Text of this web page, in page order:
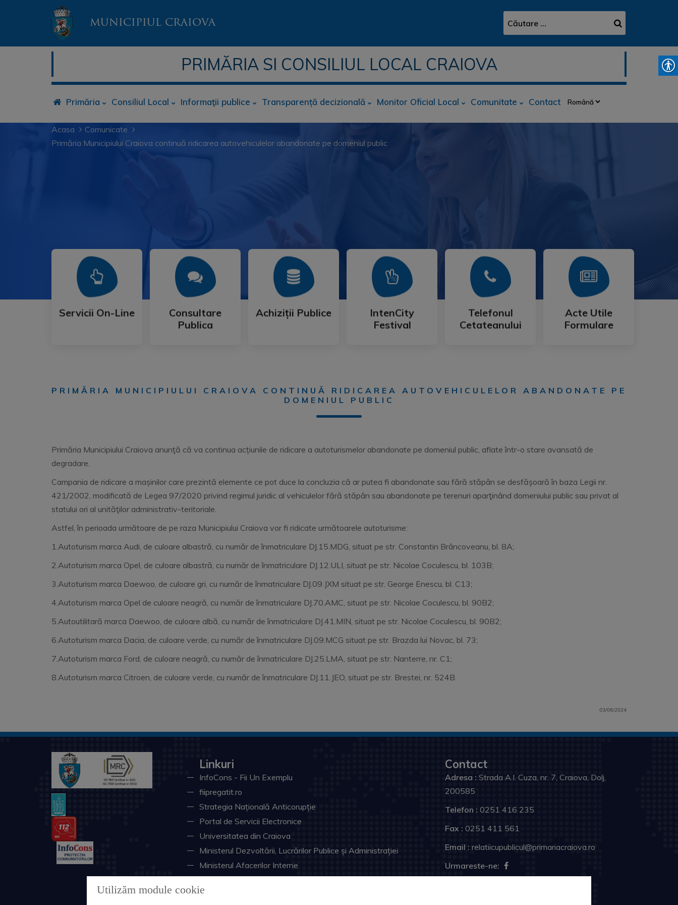
MUNICIPIUL CRAIOVA
PRIMĂRIA SI CONSILIUL LOCAL CRAIOVA
Primăria Consiliul Local Informaţii publice Transparență decizională Monitor Oficial Local Comunitate Contact
Acasa
Comunicate
Primăria Municipiului Craiova continuă ridicarea autovehiculelor abandonate pe domeniul public
Servicii On-Line
Servicii On-Line
Mai Mult
Consultare
Publica
Consultare
Publica
Mai Mult
Achiziții Publice
Achiziții Publice
Mai Mult
IntenCity
Festival
IntenCity
Festival
Mai Mult
Telefonul
Cetateanului
Telefonul
Cetateanului
Mai Mult
Acte Utile
Formulare
Acte Utile
Formulare
Mai Mult
PRIMĂRIA MUNICIPIULUI CRAIOVA CONTINUĂ RIDICAREA AUTOVEHICULELOR ABANDONATE PE
DOMENIUL PUBLIC
Primăria Municipiului Craiova anunţă că va continua acțiunile de ridicare a autoturismelor abandonate pe domeniul public, aflate într-o stare avansată de
degradare.
Campania de ridicare a mașinilor care prezintă elemente ce pot duce la concluzia că ar putea fi abandonate sau fără stăpân se desfășoară în baza Legii nr.
421/2002, modificată de Legea 97/2020 privind regimul juridic al vehiculelor fără stăpân sau abandonate pe terenuri aparţinând domeniului public sau privat al
statului ori al unităţilor administrativ-teritoriale.
Astfel, în perioada următoare de pe raza Municipiului Craiova vor fi ridicate următoarele autoturisme:
1.Autoturism marca Audi, de culoare albastră, cu număr de înmatriculare DJ.15.MDG, situat pe str. Constantin Brâncoveanu, bl. 8A;
2.Autoturism marca Opel, de culoare albastră, cu număr de înmatriculare DJ.12.ULI, situat pe str. Nicolae Coculescu, bl. 103B;
3.Autoturism marca Daewoo, de culoare gri, cu număr de înmatriculare DJ.09.JXM situat pe str. George Enescu, bl. C13;
4.Autoturism marca Opel de culoare neagră, cu număr de înmatriculare DJ.70.AMC, situat pe str. Nicolae Coculescu, bl. 90B2;
5.Autoutilitară marca Daewoo, de culoare albă, cu număr de înmatriculare DJ.41.MIN, situat pe str. Nicolae Coculescu, bl. 90B2;
6.Autoturism marca Dacia, de culoare verde, cu număr de înmatriculare DJ.09.MCG situat pe str. Brazda lui Novac, bl. 73;
7.Autoturism marca Ford, de culoare neagră, cu număr de înmatriculare DJ.25.LMA, situat pe str. Nanterre, nr. C1;
8.Autoturism marca Citroen, de culoare verde, cu număr de înmatriculare DJ.11.JEO, situat pe str. Brestei, nr. 524B.
03/06/2024
Linkuri
InfoCons - Fii Un Exemplu
fiipregatit.ro
Strategia Națională Anticorupție
Portal de Servicii Electronice
Universitatea din Craiova
Ministerul Dezvoltării, Lucrărilor Publice și Administrației
Ministerul Afacerilor Interne
Consiliul Judeţean Dolj
Contact
Adresa : Strada A.I. Cuza, nr. 7, Craiova, Dolj,
200585
Telefon : 0251 416 235
Fax : 0251 411 561
Email : relatiicupublicul@primariacraiova.ro
Urmareste-ne:
Utilizăm module cookie